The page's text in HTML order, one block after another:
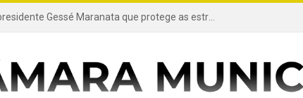
Projeto de autoria do presidente Gessé Maranata que protege as estradas vicinais de Trairão é transformado em lei